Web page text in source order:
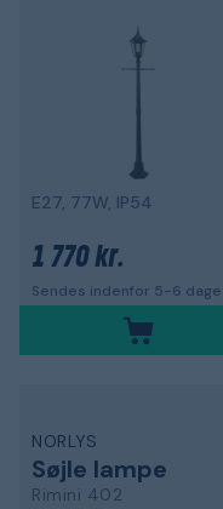
E27, 77W, IP54
1 770 kr.
Sendes indenfor 5-6 dage
NORLYS
Søjle lampe
Rimini 402